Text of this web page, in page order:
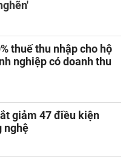
thuế thu nhập cho hộ
nghiệp có doanh thu
giảm 47 điều kiện
nghệ